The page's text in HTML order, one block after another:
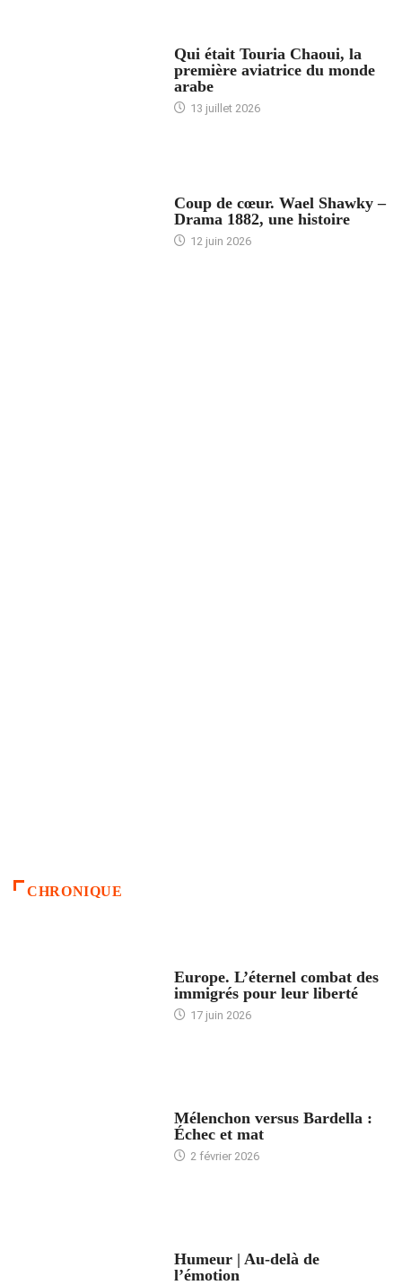
Qui était Touria Chaoui, la
première aviatrice du monde
arabe
13 juillet 2026
Coup de cœur. Wael Shawky –
Drama 1882, une histoire
12 juin 2026
CHRONIQUE
Europe. L’éternel combat des
immigrés pour leur liberté
17 juin 2026
Mélenchon versus Bardella :
Échec et mat
2 février 2026
Humeur | Au-delà de
l’émotion